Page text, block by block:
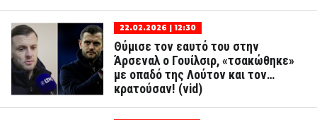
22.02.2026 | 12:30
Θύμισε τον εαυτό του στην
Άρσεναλ ο Γουίλσιρ, «τσακώθηκε»
με οπαδό της Λούτον και τον…
κρατούσαν! (vid)